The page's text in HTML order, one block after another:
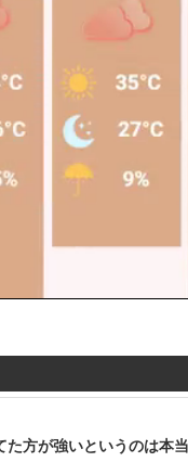
た方が強いというのは本